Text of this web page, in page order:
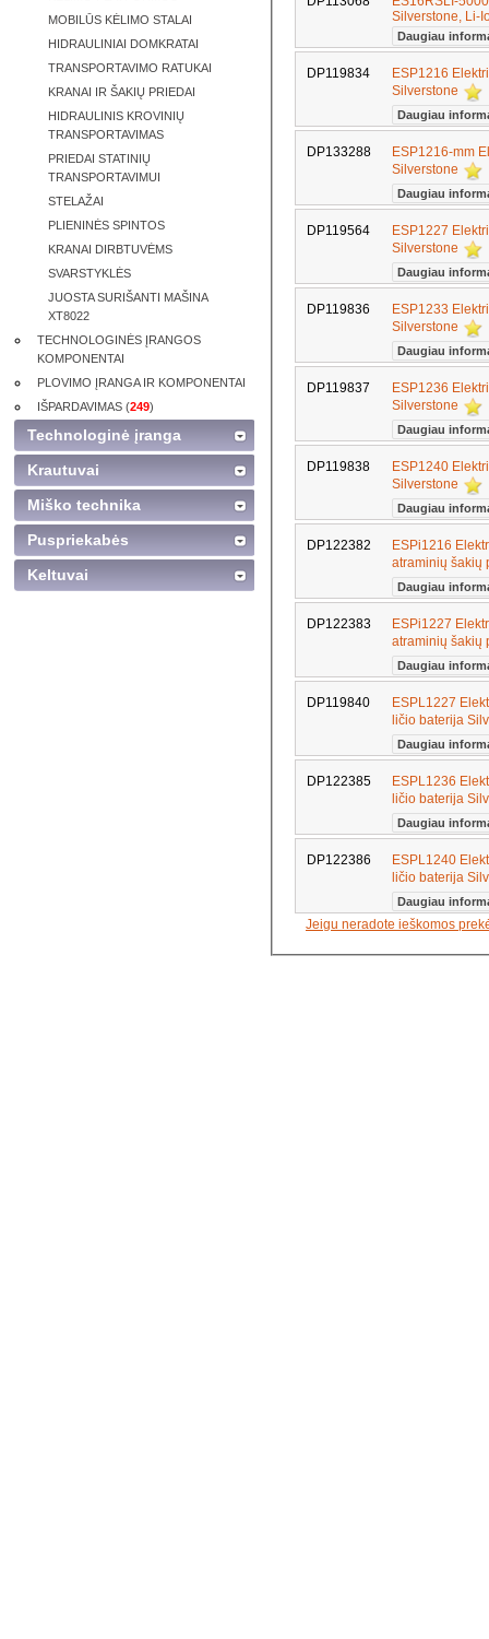
Silverstone, Li-
Daugiau
DP119834
ESP1216
Silverstone
Daugiau
DP133288
ESP1216-mm
Silverstone
Daugiau
DP119564
ESP1227
Silverstone
Daugiau
DP119836
ESP1233
Silverstone
Daugiau
DP119837
ESP1236
Silverstone
Daugiau
DP119838
ESP1240
Silverstone
Daugiau
DP122382
ESPi1216
atraminių šakių
Daugiau
DP122383
ESPi1227
atraminių šakių
Daugiau
DP119840
ESPL1227
ličio baterija
Daugiau
DP122385
ESPL1236
ličio baterija
Daugiau
DP122386
ESPL1240
ličio baterija
Daugiau
Jeigu neradote ieškomos
MOBILŪS KĖLIMO STALAI
HIDRAULINIAI DOMKRATAI
TRANSPORTAVIMO RATUKAI
KRANAI IR ŠAKIŲ PRIEDAI
HIDRAULINIS KROVINIŲ
TRANSPORTAVIMAS
PRIEDAI STATINIŲ
TRANSPORTAVIMUI
STELAŽAI
PLIENINĖS SPINTOS
KRANAI DIRBTUVĖMS
SVARSTYKLĖS
JUOSTA SURIŠANTI MAŠINA
XT8022
TECHNOLOGINĖS ĮRANGOS
KOMPONENTAI
PLOVIMO ĮRANGA IR KOMPONENTAI
IŠPARDAVIMAS (249)
Technologinė įranga
Krautuvai
Miško technika
Puspriekabės
Keltuvai